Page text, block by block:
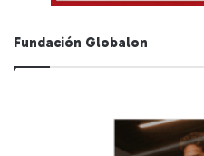
Fundación Globalon